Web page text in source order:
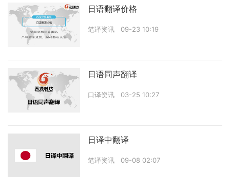
日语翻译价格
笔译资讯 09-23 10:19
日语同声翻译
口译资讯 03-25 10:27
日译中翻译
笔译资讯 09-08 02:07